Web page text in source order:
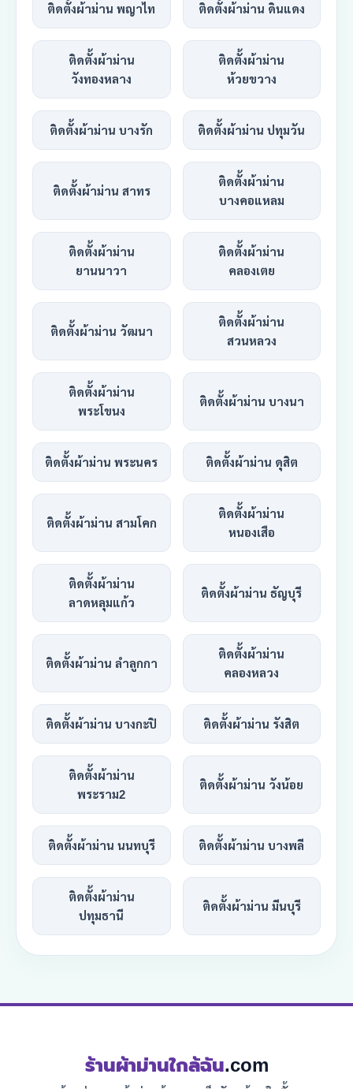
ติดตั้งผ้าม่าน พญาไท ติดตั้งผ้าม่าน ดินแดง
ติดตั้งผ้าม่าน
วังทองหลาง
ติดตั้งผ้าม่าน
ห้วยขวาง
ติดตั้งผ้าม่าน บางรัก ติดตั้งผ้าม่าน ปทุมวัน
ติดตั้งผ้าม่าน สาทร
ติดตั้งผ้าม่าน
บางคอแหลม
ติดตั้งผ้าม่าน
ยานนาวา
ติดตั้งผ้าม่าน
คลองเตย
ติดตั้งผ้าม่าน วัฒนา
ติดตั้งผ้าม่าน
สวนหลวง
ติดตั้งผ้าม่าน
พระโขนง
ติดตั้งผ้าม่าน บางนา
ติดตั้งผ้าม่าน พระนคร ติดตั้งผ้าม่าน ดุสิต
ติดตั้งผ้าม่าน สามโคก
ติดตั้งผ้าม่าน
หนองเสือ
ติดตั้งผ้าม่าน
ลาดหลุมแก้ว
ติดตั้งผ้าม่าน ธัญบุรี
ติดตั้งผ้าม่าน ลำลูกกา
ติดตั้งผ้าม่าน
คลองหลวง
ติดตั้งผ้าม่าน บางกะปิ ติดตั้งผ้าม่าน รังสิต
ติดตั้งผ้าม่าน
พระราม2
ติดตั้งผ้าม่าน วังน้อย
ติดตั้งผ้าม่าน นนทบุรี ติดตั้งผ้าม่าน บางพลี
ติดตั้งผ้าม่าน
ปทุมธานี
ติดตั้งผ้าม่าน มีนบุรี
ร้านผ้าม่านใกล้ฉัน.com